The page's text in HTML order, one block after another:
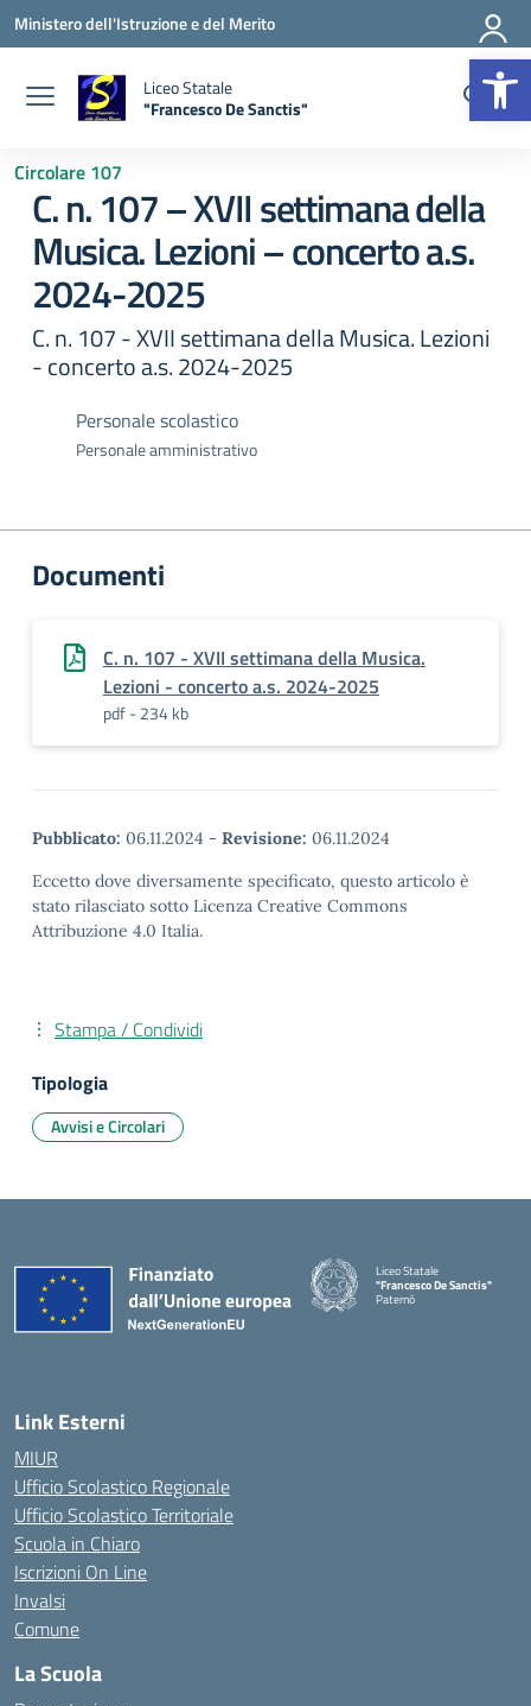
Vai ai contenuti
Vai al menu di navigazione
Vai al footer
Ministero dell'Istruzione e del Merito
Liceo Statale
"Francesco De Sanctis"
Circolare 107
C. n. 107 – XVII settimana della
Musica. Lezioni – concerto a.s.
2024-2025
C. n. 107 - XVII settimana della Musica. Lezioni
- concerto a.s. 2024-2025
Personale scolastico
Personale amministrativo
Documenti
C. n. 107 - XVII settimana della Musica.
Lezioni - concerto a.s. 2024-2025
pdf - 234 kb
Pubblicato: 06.11.2024 - Revisione: 06.11.2024
Eccetto dove diversamente specificato, questo articolo è
stato rilasciato sotto Licenza Creative Commons
Attribuzione 4.0 Italia.
Stampa / Condividi
Tipologia
Avvisi e Circolari
Liceo Statale
"Francesco De Sanctis"
Paternò
Link Esterni
MIUR
Ufficio Scolastico Regionale
Ufficio Scolastico Territoriale
Scuola in Chiaro
Iscrizioni On Line
Invalsi
Comune
La Scuola